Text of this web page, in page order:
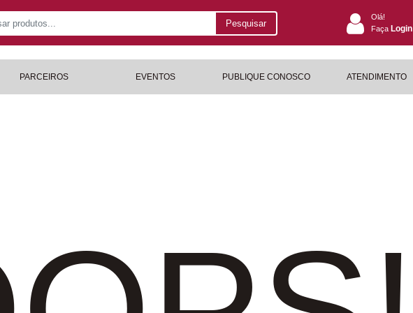
Pesquisar
Olá!
Faça Login
PARCEIROS EVENTOS PUBLIQUE CONOSCO ATENDIMENTO